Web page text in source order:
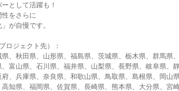
として活躍も！
をさらに
が自慢です。
ロジェクト先）：
、秋田県、山形県、福島県、茨城県、栃木県、群馬県
富山県、石川県、福井県、山梨県、長野県、岐阜県、
、兵庫県、奈良県、和歌山県、鳥取県、島根県、岡山
知県、福岡県、佐賀県、長崎県、熊本県、大分県、宮